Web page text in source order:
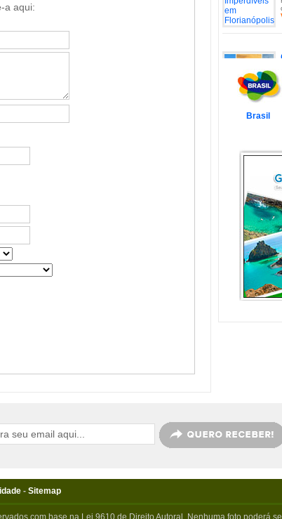
a aqui:
Brasil
- Sitemap
com base na Lei 9610 de Direito Autoral. Nenhuma foto poderá